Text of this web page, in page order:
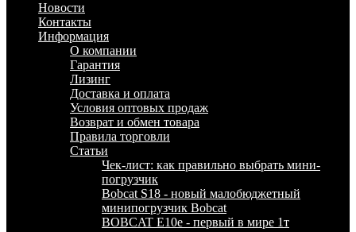
Новости
Контакты
Информация
О компании
Гарантия
Лизинг
Доставка и оплата
Условия оптовых продаж
Возврат и обмен товара
Правила торговли
Статьи
Чек-лист: как правильно выбрать мини-
погрузчик
Bobcat S18 - новый малобюджетный
минипогрузчик Bobcat
BOBCAT E10e - первый в мире 1т